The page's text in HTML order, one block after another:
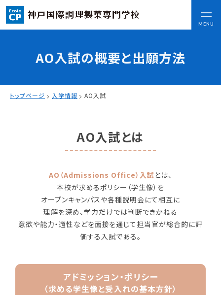
MENU
CLOSE
コンセプト
ここから始まる私の未来
学校法人 育成学園の歩み
本校独自の学費サポート制度
AO入試の概要と出願方法
トップページ 入学情報 AO入試
AO入試とは
AO（Admissions Office）⼊試 とは、
本校が求めるポリシー（学⽣像）を
オープンキャンパスや各種説明会にて相互に
理解を深め、学⼒だけでは判断できかねる
意欲や能⼒・適性などを⾯接を通じて担当官が総合的に評
価する⼊試である。
アドミッション・ポリシー
（求める学生像と受入れの基本方針）